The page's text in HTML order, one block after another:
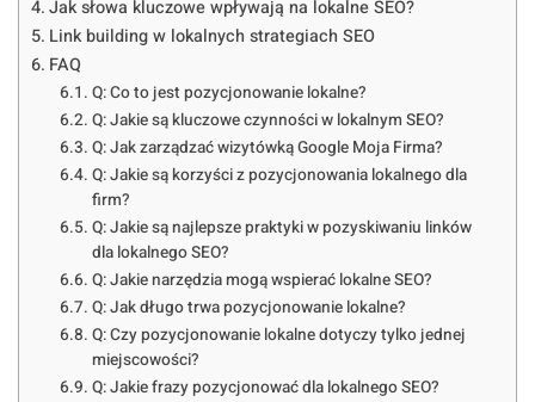
Jak słowa kluczowe wpływają na lokalne SEO?
Link building w lokalnych strategiach SEO
FAQ
Q: Co to jest pozycjonowanie lokalne?
Q: Jakie są kluczowe czynności w lokalnym SEO?
Q: Jak zarządzać wizytówką Google Moja Firma?
Q: Jakie są korzyści z pozycjonowania lokalnego dla
firm?
Q: Jakie są najlepsze praktyki w pozyskiwaniu linków
dla lokalnego SEO?
Q: Jakie narzędzia mogą wspierać lokalne SEO?
Q: Jak długo trwa pozycjonowanie lokalne?
Q: Czy pozycjonowanie lokalne dotyczy tylko jednej
miejscowości?
Q: Jakie frazy pozycjonować dla lokalnego SEO?